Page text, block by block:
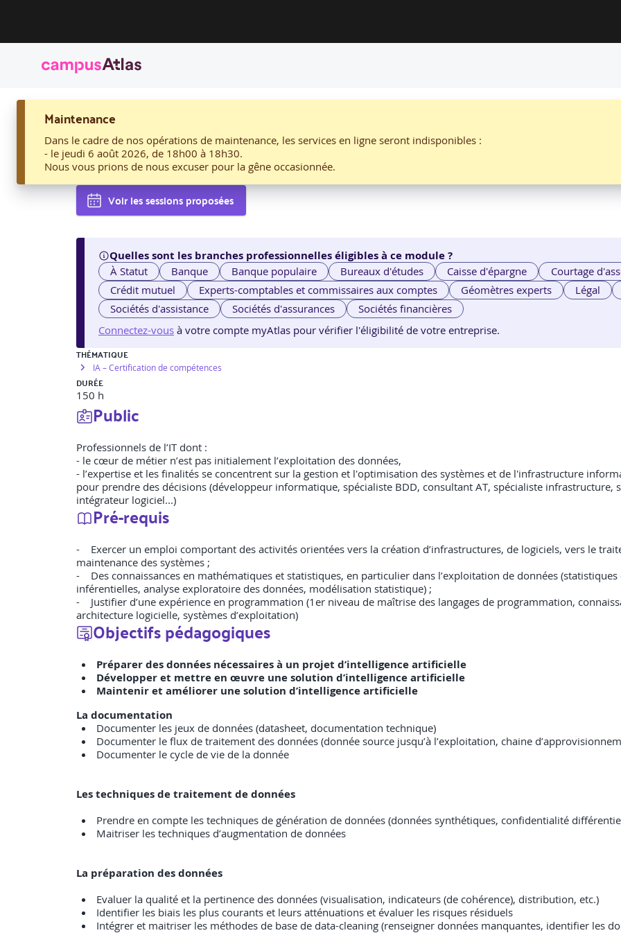
Maintenance
Dans le cadre de nos opérations de maintenance, les services en ligne seront indisponibles :
- le jeudi 6 août 2026, de 18h00 à 18h30.
Nous vous prions de nous excuser pour la gêne occasionnée.
02. CONCEVOIR ET IMPLÉMENTER UNE SOLUTION D’IA POUR LES PROFESSIONNELS IT PAR AELION
02. Concevoir et implémenter une solution d’IA pour
AELION
Voir les sessions proposées
Quelles sont les branches professionnelles éligibles à ce module ?
À Statut Banque Banque populaire Bureaux d'études Caisse d'épargne
Courtage
Crédit mutuel
Experts-comptables et commissaires aux comptes Géomètres experts Légal
Sociétés d'assistance
Sociétés d'assurances
Sociétés financières
Connectez-vous à votre compte myAtlas pour vérifier l'éligibilité de votre entreprise.
THÉMATIQUE
IA – Certification de compétences
DURÉE
150 h
Public
Professionnels de l’IT dont :
- le cœur de métier n’est pas initialement l’exploitation des données,
- l’expertise et les finalités se concentrent sur la gestion et l'optimisation des systèmes et de l'infrastructure
pour prendre des décisions (développeur informatique, spécialiste BDD, consultant AT, spécialiste infrastructure,
intégrateur logiciel...)
Pré-requis
- Exercer un emploi comportant des activités orientées vers la création d’infrastructures, de logiciels, vers le
maintenance des systèmes ;
- Des connaissances en mathématiques et statistiques, en particulier dans l’exploitation de données
inférentielles, analyse exploratoire des données, modélisation statistique) ;
- Justifier d’une expérience en programmation (1er niveau de maîtrise des langages de programmation,
architecture logicielle, systèmes d’exploitation)
Objectifs pédagogiques
Préparer des données nécessaires à un projet d’intelligence artificielle
Développer et mettre en œuvre une solution d’intelligence artificielle
Maintenir et améliorer une solution d’intelligence artificielle
La documentation
Documenter les jeux de données (datasheet, documentation technique)
Documenter le flux de traitement des données (donnée source jusqu’à l’exploitation, chaine
Documenter le cycle de vie de la donnée
Les techniques de traitement de données
Prendre en compte les techniques de génération de données (données synthétiques, confidentialité
Maitriser les techniques d’augmentation de données
La préparation des données
Evaluer la qualité et la pertinence des données (visualisation, indicateurs (de cohérence), distribution, etc.)
Identifier les biais les plus courants et leurs atténuations et évaluer les risques résiduels
Intégrer et maitriser les méthodes de base de data-cleaning (renseigner données manquantes, identifier les